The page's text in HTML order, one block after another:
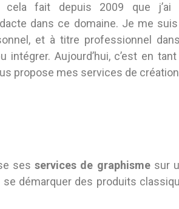
cela fait depuis 2009 que
dans ce domaine. Je me
et à titre professionnel
intégrer. Aujourd’hui, c’est en
propose mes services de
sesservices de graphismesur
se démarquer des produits